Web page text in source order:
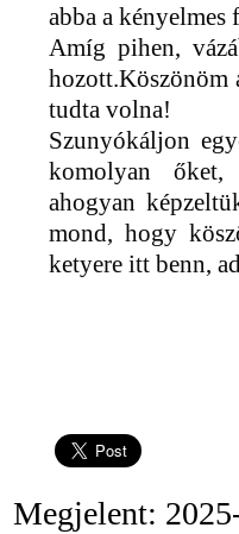
abba a kényelmes
Amíg pihen,
hozott.Köszönöm
tudta volna!
Szunyókáljon
komolyan
ahogyan
mond, hogy
ketyere itt benn,
Megjelent: